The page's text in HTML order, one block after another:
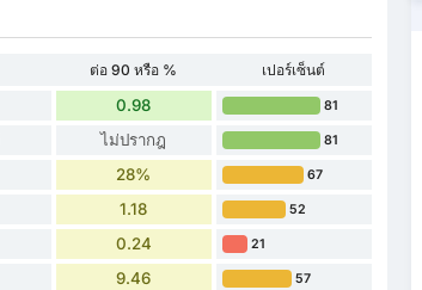
ต่อ 90 หรือ %
เปอร์เซ็นต์
0.98 81
ไม่ปรากฎ 81
28% 67
1.18 52
0.24 21
9.46 57